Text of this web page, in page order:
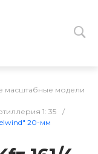
масштабные модели
1: 35
/
20-мм